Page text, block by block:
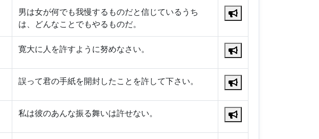
男は女が何でも我慢するものだと信じているうち
は、どんなことでもやるものだ。
寛大に人を許すように努めなさい。
誤って君の手紙を開封したことを許して下さい。
私は彼のあんな振る舞いは許せない。